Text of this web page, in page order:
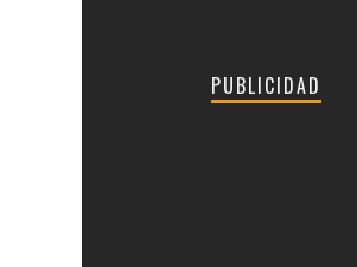
PUBLICIDAD